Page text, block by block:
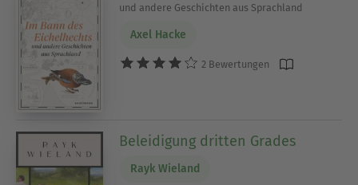
und andere Geschichten aus Sprachland
Axel Hacke
2 Bewertungen
Beleidigung dritten Grades
Rayk Wieland